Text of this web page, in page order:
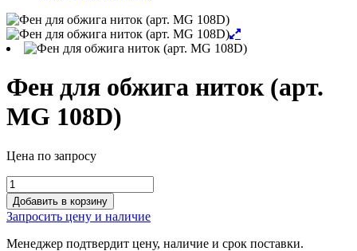
Фен для обжига ниток (арт.
MG 108D)
Цена по запросу
Фен
для
обжига
ниток
(арт.
Добавить в корзину
Запросить цену и наличие
Менеджер подтвердит цену, наличие и срок поставки.